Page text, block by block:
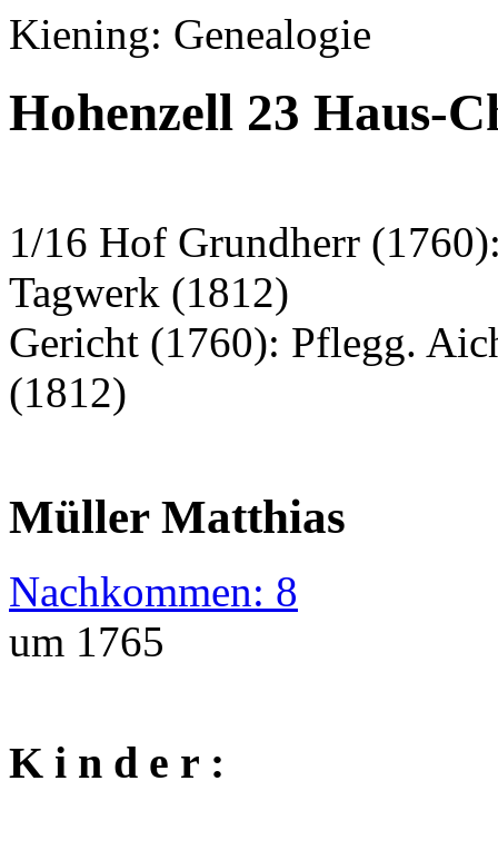
Kiening: Genealogie
Hohenzell 23 Haus-
1/16 Hof Grundherr
Tagwerk (1812)
Gericht (1760): Pflegg.
(1812)
Müller Matthias
Nachkommen: 8
um 1765
K i n d e r :